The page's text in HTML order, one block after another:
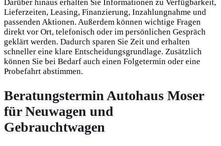
Darüber hinaus erhalten Sie Informationen zu Verfügbarkeit,
Lieferzeiten, Leasing, Finanzierung, Inzahlungnahme und
passenden Aktionen. Außerdem können wichtige Fragen
direkt vor Ort, telefonisch oder im persönlichen Gespräch
geklärt werden. Dadurch sparen Sie Zeit und erhalten
schneller eine klare Entscheidungsgrundlage. Zusätzlich
können Sie bei Bedarf auch einen Folgetermin oder eine
Probefahrt abstimmen.
Beratungstermin Autohaus Moser
für Neuwagen und
Gebrauchtwagen